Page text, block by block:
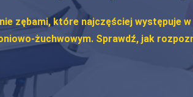
zębami, które najczęściej występuje
żuchwowym. Sprawdź, jak